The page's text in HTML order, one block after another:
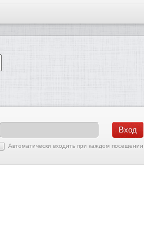
Автоматически входить при каждом посещении